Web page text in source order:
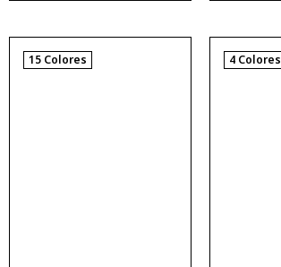
15 Colores 4 Colores